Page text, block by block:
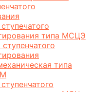
типа МСЦЭ
типа